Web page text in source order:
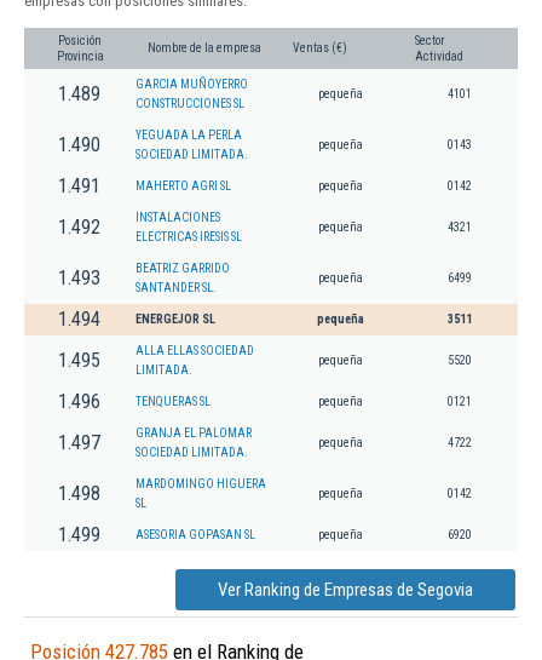
Posición
Provincia
Nombre de la empresa Ventas (€)
Sector
Actividad
1.489
GARCIA MUÑOYERRO
CONSTRUCCIONES SL
pequeña 4101
1.490
YEGUADA LA PERLA
SOCIEDAD LIMITADA.
pequeña 0143
1.491 MAHERTO AGRI SL pequeña 0142
1.492
INSTALACIONES
ELECTRICAS IRESIS SL
pequeña 4321
1.493
BEATRIZ GARRIDO
SANTANDER SL.
pequeña 6499
1.494 ENERGEJOR SL pequeña 3511
1.495
ALLA ELLAS SOCIEDAD
LIMITADA.
pequeña 5520
1.496 TENQUERAS SL pequeña 0121
1.497
GRANJA EL PALOMAR
SOCIEDAD LIMITADA.
pequeña 4722
1.498
MARDOMINGO HIGUERA
SL
pequeña 0142
1.499 ASESORIA GOPASAN SL pequeña 6920
Ver Ranking de Empresas de Segovia
Posición 427.785 en el Ranking de